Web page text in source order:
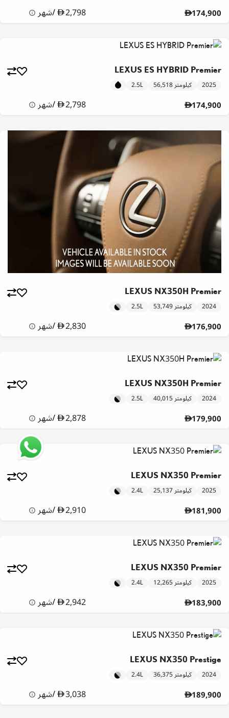
174,900
2,798
/شهر
LEXUS ES HYBRID Premier
2025 56,518 كيلومتر 2.5L
174,900
2,798
/شهر
LEXUS NX350H Premier
2024 53,749 كيلومتر 2.5L
176,900
2,830
/شهر
LEXUS NX350H Premier
2024 40,015 كيلومتر 2.5L
179,900
2,878
/شهر
LEXUS NX350 Premier
2025 25,137 كيلومتر 2.4L
181,900
2,910
/شهر
LEXUS NX350 Premier
2025 12,265 كيلومتر 2.4L
183,900
2,942
/شهر
LEXUS NX350 Prestige
2024 36,375 كيلومتر 2.4L
189,900
3,038
/شهر